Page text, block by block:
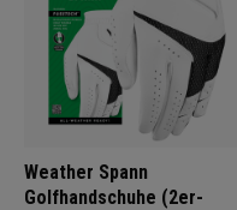
Weather Spann
Golfhandschuhe (2er-